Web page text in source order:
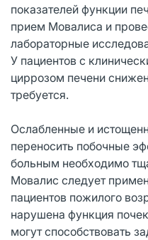
показателей функции
прием Мовалиса и
лабораторные
У пациентов с
циррозом печени
требуется.
Ослабленные и
переносить побочные
больным необходимо
Мовалис следует
пациентов пожилого
нарушена функция
могут способствовать